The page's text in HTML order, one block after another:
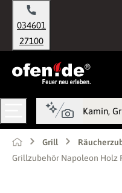
springen
034601
27100
Grill
Grillzubehör Napoleon Holz